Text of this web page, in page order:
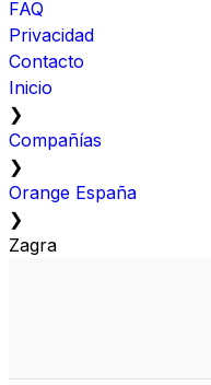
FAQ
Privacidad
Contacto
Inicio
❯
Compañías
❯
Orange España
❯
Zagra